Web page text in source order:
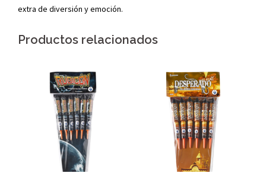
extra de diversión y emoción.
Productos relacionados